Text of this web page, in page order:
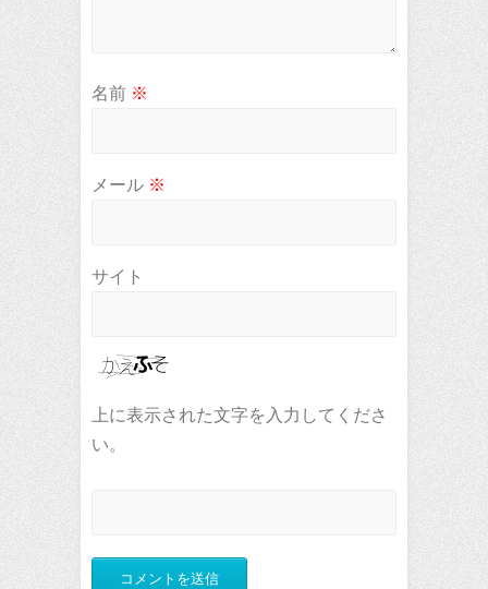
名前 ※
メール ※
サイト
上に表示された文字を入力してくださ
い。